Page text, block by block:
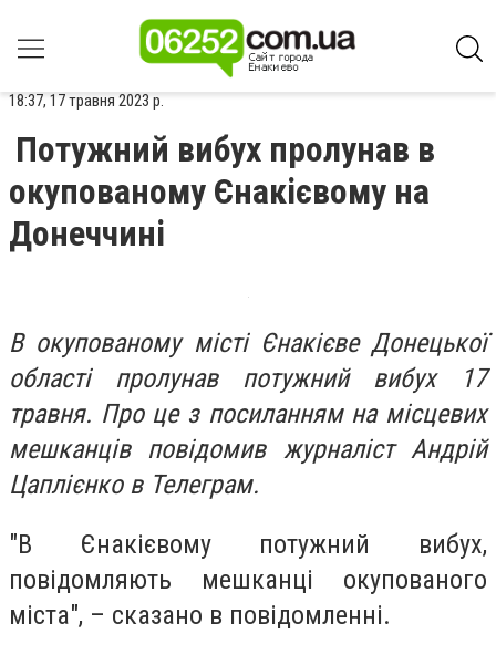
18:37, 17 травня 2023 р.
Потужний вибух пролунав в
окупованому Єнакієвому на
Донеччині
В окупованому місті Єнакієве Донецької
області пролунав потужний вибух 17
травня. Про це з посиланням на місцевих
мешканців повідомив журналіст Андрій
Цаплієнко в Телеграм.
"В Єнакієвому потужний вибух,
повідомляють мешканці окупованого
міста", – сказано в повідомленні.